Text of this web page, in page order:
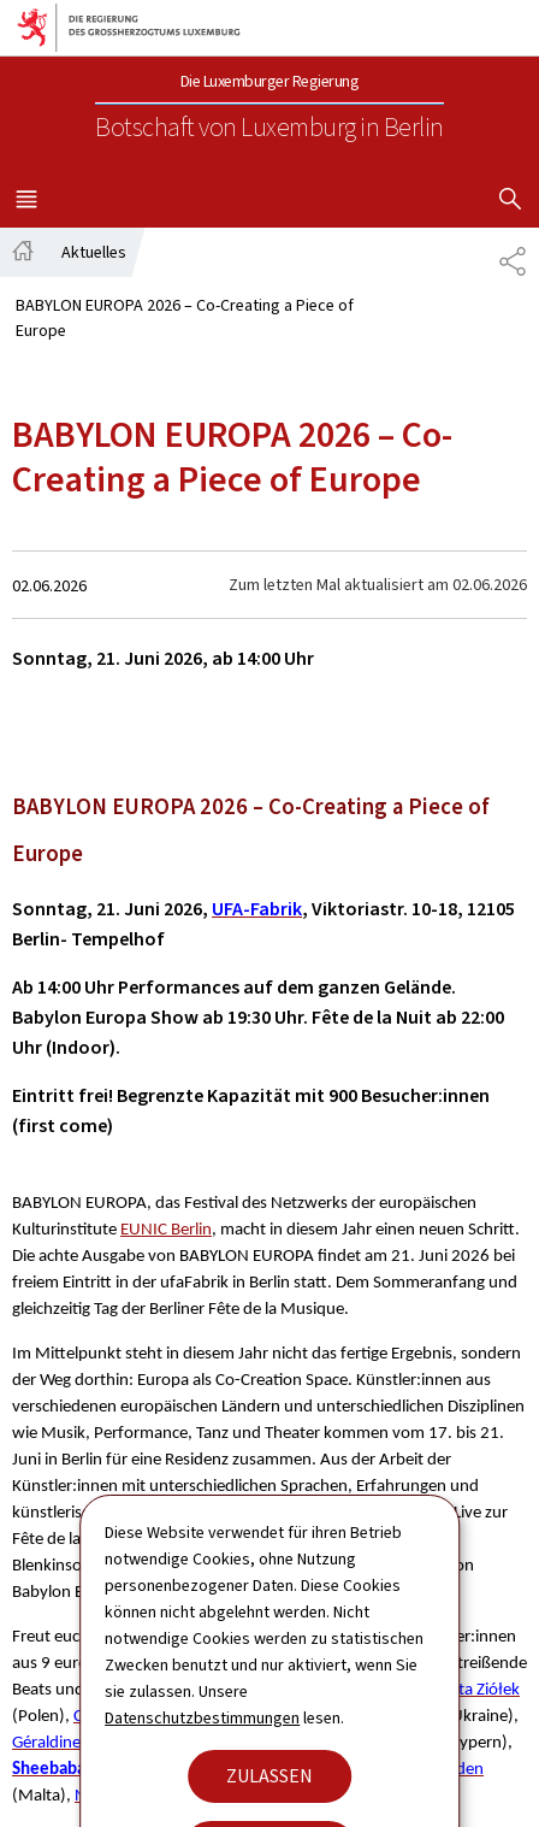
Diese Website verwendet für ihren Betrieb
notwendige Cookies, ohne Nutzung
personenbezogener Daten. Diese Cookies
können nicht abgelehnt werden. Nicht
notwendige Cookies werden zu statistischen
Zwecken benutzt und nur aktiviert, wenn Sie
sie zulassen. Unsere
Datenschutzbestimmungen lesen.
ZULASSEN
Zur Hauptnavigation
Zum Inhalt
Die Luxemburger Regierung
Botschaft von Luxemburgin Berlin
MENÜ
HAUPT-
Aktuelles
BABYLON EUROPA 2026 – Co-Creating a Piece of
Europe
BABYLON EUROPA 2026 – Co-
Creating a Piece of Europe
Zum
02.06.2026 Zum letzten Mal aktualisiert am 02.06.2026
Sonntag, 21. Juni 2026, ab 14:00 Uhr
BABYLON EUROPA 2026 – Co-Creating a Piece of
Europe
Sonntag, 21. Juni 2026, UFA-Fabrik,Viktoriastr. 10-18, 12105
Berlin- Tempelhof
Ab 14:00 Uhr Performances auf dem ganzen Gelände.
Babylon Europa Show ab 19:30 Uhr. Fête de la Nuit ab 22:00
Uhr (Indoor).
Eintritt frei! Begrenzte Kapazität mit 900 Besucher:innen
(first come)
BABYLON EUROPA, das Festival des Netzwerks der europäischen
Kulturinstitute EUNIC Berlin, macht in diesem Jahr einen neuen Schritt.
Die achte Ausgabe von BABYLON EUROPA findet am 21. Juni 2026 bei
freiem Eintritt in der ufaFabrik in Berlin statt. Dem Sommeranfang und
gleichzeitig Tag der Berliner Fête de la Musique.
Im Mittelpunkt steht in diesem Jahr nicht das fertige Ergebnis, sondern
der Weg dorthin: Europa als Co-Creation Space. Künstler:innen aus
verschiedenen europäischen Ländern und unterschiedlichen Disziplinen
wie Musik, Performance, Tanz und Theater kommen vom 17. bis 21.
Juni in Berlin für eine Residenz zusammen. Aus der Arbeit der
Künstler:innen mit unterschiedlichen Sprachen, Erfahrungen und
künstlerischen Profilen entsteht eine einmalige Show, die nur Live zur
Fête de la Musique erlebbar ist. In diesem Jahr ist Christopher
Blenkinsop (unter anderem 17 Hippies) künstlerischer Leiter von
Babylon Europa.
Freut euch auf ein abwechslungsreiches Programm mit Künstler:innen
aus 9 europäischen Ländern. Eindrucksvolle Performances, mitreißende
Beats und Gänsehautmomente gibt es in diesem Jahr von
Marta Ziółek
(Polen), Cristina Negucioiu(Rumänien), Oleksandr Seleznov
(Ukraine),
Géraldine Carpentier-Doré
(Zypern),
Sheebaba
, Giulia Tagliavia(Italien),
Alexandra Alden
(Malta), Nina Eba (Ukraine), (Slowakei).